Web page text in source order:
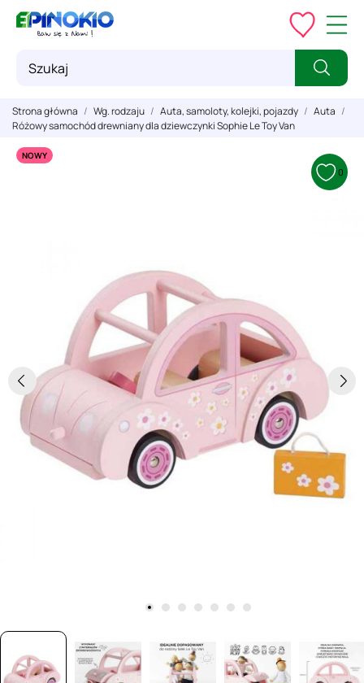
Strona główna Wg. rodzaju Auta, samoloty, kolejki, pojazdy
Auta
Różowy samochód drewniany dla dziewczynki Sophie Le Toy Van
NOWY
0